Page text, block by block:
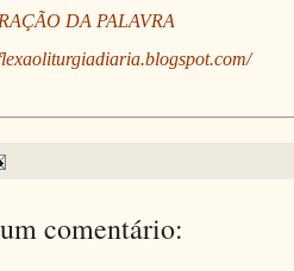
DA PALAVRA
comentário: